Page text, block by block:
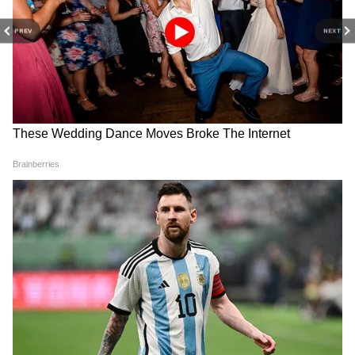
PREV NEXT
चेन्नई:पेट्रोल ₹107.87 और डीजल ₹99.66 प्रति लीटर
पेट्रोल आज सबसे महंगा कहां मिल रहा है?
Goodreturns.in के अनुसार, आज के रेट के मुताबिक
हैदराबाद में पेट्रोल 115 रुपए प्रति लीटर है, जो देश में
सबसे महंगा है, वहीं तिरुवनंतपुरम में भी पेट्रोल की कीमत
115 रुपए प्रति लीटर के आसपास बनी हुई है।
पेट्रोल के आज के दाम सिटीवाइज
गुरुग्राम- ₹102.80 प्रति लीटर
नोएडा- ₹102.12 प्रति लीटर
RECOMMENDED STORIES